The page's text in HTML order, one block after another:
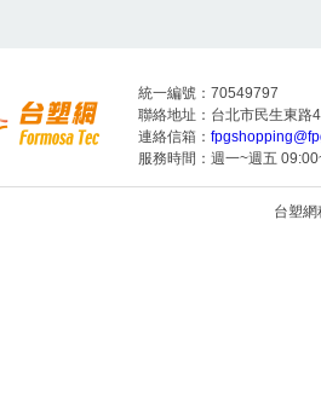
統一編號：70549797
聯絡地址：台北市民生東路
連絡信箱：
服務時間：週一~週五
台塑